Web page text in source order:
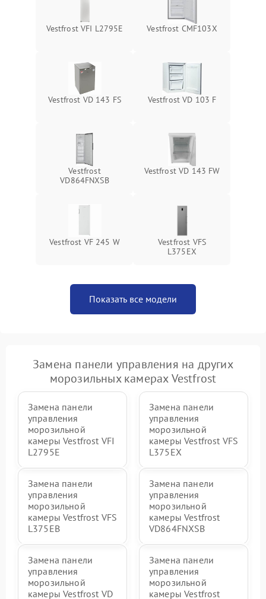
Vestfrost VFI L2795E Vestfrost CMF103X
Vestfrost VD 143 FS Vestfrost VD 103 F
Vestfrost
VD864FNXSB
Vestfrost VD 143 FW
Vestfrost VF 245 W
Vestfrost VFS
L375EX
Показать все модели
Замена панели управления на других
морозильных камерах Vestfrost
Замена панели
управления
морозильной
камеры Vestfrost VFI
L2795E
Замена панели
управления
морозильной
камеры Vestfrost VFS
L375EX
Замена панели
управления
морозильной
камеры Vestfrost VFS
L375EB
Замена панели
управления
морозильной
камеры Vestfrost
VD864FNXSB
Замена панели
управления
морозильной
камеры Vestfrost VD
Замена панели
управления
морозильной
камеры Vestfrost